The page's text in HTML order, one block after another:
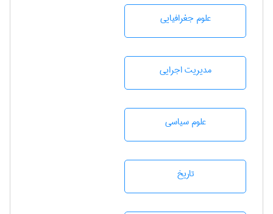
علوم جغرافيايی
مديريت اجرايی
علوم سياسی
تاريخ